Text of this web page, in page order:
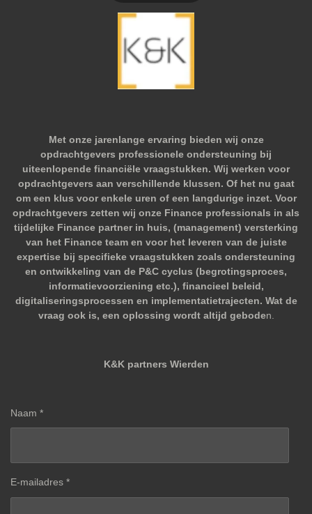
Met onze jarenlange ervaring bieden wij onze
opdrachtgevers professionele ondersteuning bij
uiteenlopende financiële vraagstukken. Wij werken voor
opdrachtgevers aan verschillende klussen. Of het nu gaat
om een klus voor enkele uren of een langdurige inzet. Voor
opdrachtgevers zetten wij onze Finance professionals in als
tijdelijke Finance partner in huis, (management) versterking
van het Finance team en voor het leveren van de juiste
expertise bij specifieke vraagstukken zoals ondersteuning
en ontwikkeling van de P&C cyclus (begrotingsproces,
informatievoorziening etc.), financieel beleid,
digitaliseringsprocessen en implementatietrajecten. Wat de
vraag ook is, een oplossing wordt altijd geboden.
K&K partners Wierden
Naam *
E-mailadres *